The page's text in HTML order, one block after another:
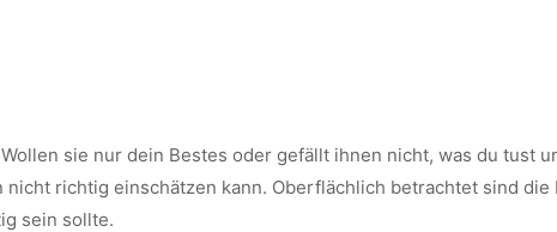
sie nur dein Bestes oder gefällt ihnen nicht, was du tust
richtig einschätzen kann. Oberflächlich betrachtet sind die
sein sollte.